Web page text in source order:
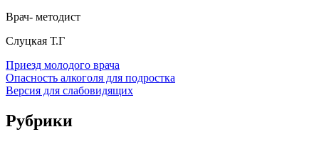
Врач- методист
Слуцкая Т.Г
Приезд молодого врача
Опасность алкоголя для подростка
Версия для слабовидящих
Рубрики